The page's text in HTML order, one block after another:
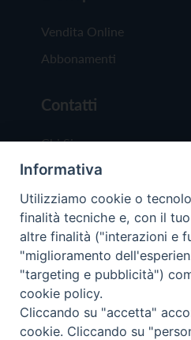
Vendita Online
Abbonamenti
Contatti
Chi Siamo
Redazione
Scrivici
Copyright © 2019 -
Trentina Editrice
Informativa
Utilizziamo cookie o
finalità tecniche e, con il
altre finalità ("interazioni e
"miglioramento
"targeting e pubblicità")
cookie policy.
Cliccando su "accetta"
cookie. Cliccando su